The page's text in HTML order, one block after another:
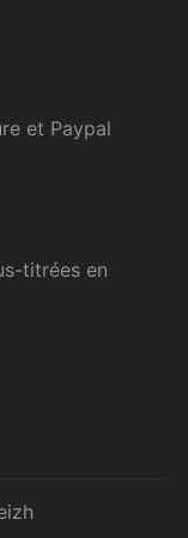
et Paypal
titrées en